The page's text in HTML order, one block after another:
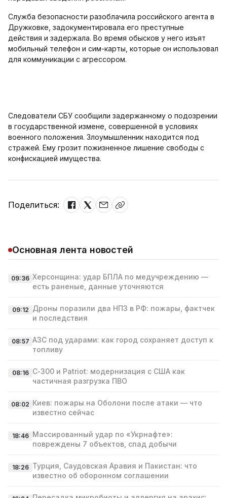
Служба безопасности разоблачила российского агента в
Дружковке, задокументировала его преступные
действия и задержала. Во время обысков у него изъят
мобильный телефон и сим-карты, которые он использовал
для коммуникации с агрессором.
Следователи СБУ сообщили задержанному о подозрении
в государственной измене, совершенной в условиях
военного положения. Злоумышленник находится под
стражей. Ему грозит пожизненное лишение свободы с
конфискацией имущества.
Поделиться:
Основная лента новостей
09:36 Херсонщина: удар БПЛА по медучреждению —
есть раненые, данные уточняются
09:12 Дроны поразили два НПЗ в РФ: пожары, фактчек
и последствия
08:57 АЗС под ударами: как город сохраняет доступ к
топливу
08:16 С‑300 и Patriot: модернизация с США как
частичная разгрузка ПВО
08:02 Киев: пожары на Оболони после атаки — что
известно сейчас
18:46 Массированный удар по «Укрнафте»:
повреждены 7 объектов, спад добычи
18:26 Турция, Саудовская Аравия и Пакистан: что
известно об оборонном соглашении